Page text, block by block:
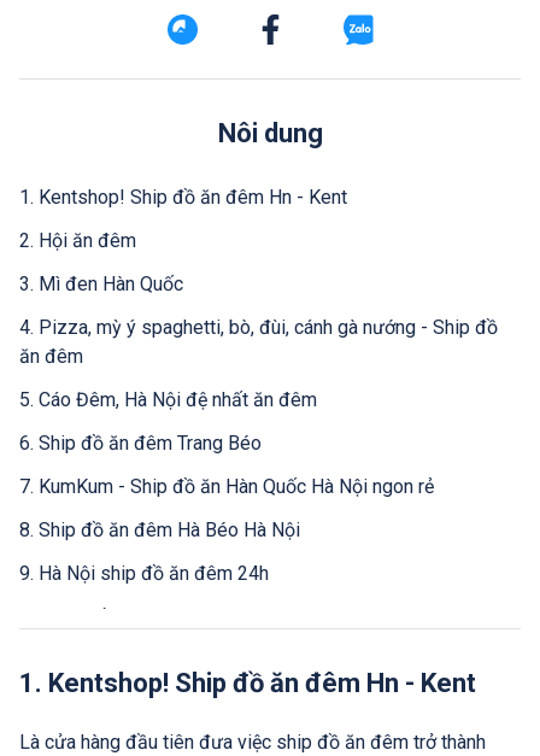
Nôi dung
1. Kentshop! Ship đồ ăn đêm Hn - Kent
2. Hội ăn đêm
3. Mì đen Hàn Quốc
4. Pizza, mỳ ý spaghetti, bò, đùi, cánh gà nướng - Ship đồ
ăn đêm
5. Cáo Đêm, Hà Nội đệ nhất ăn đêm
6. Ship đồ ăn đêm Trang Béo
7. KumKum - Ship đồ ăn Hàn Quốc Hà Nội ngon rẻ
8. Ship đồ ăn đêm Hà Béo Hà Nội
9. Hà Nội ship đồ ăn đêm 24h
10. Ship đồ ăn đêm Kom9
1. Kentshop! Ship đồ ăn đêm Hn - Kent
Là cửa hàng đầu tiên đưa việc ship đồ ăn đêm trở thành